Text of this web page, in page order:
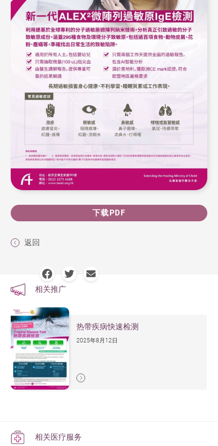
下载PDF
返回
相关推广
热带疾病快速检测
2025年8月12日
相关医疗服务